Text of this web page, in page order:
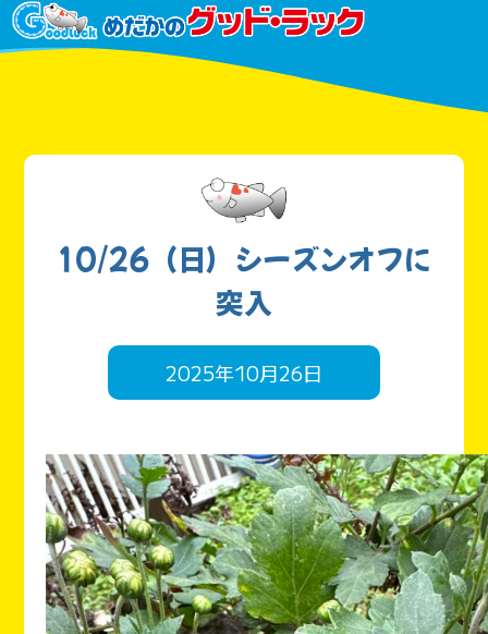
10/26（日）シーズンオフに
突入
2025年10月26日